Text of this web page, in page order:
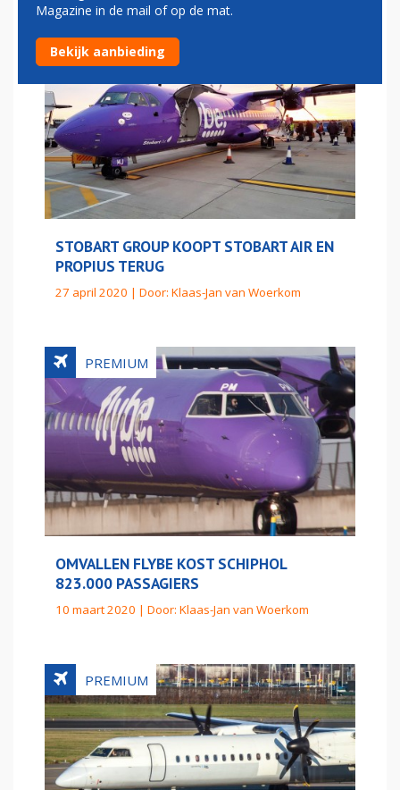
STOBART GROUP KOOPT STOBART AIR EN
PROPIUS TERUG
27 april 2020 | Door: Klaas-Jan van Woerkom
OMVALLEN FLYBE KOST SCHIPHOL
823.000 PASSAGIERS
10 maart 2020 | Door: Klaas-Jan van Woerkom
Magazine in de mail of op de mat.
Bekijk aanbieding